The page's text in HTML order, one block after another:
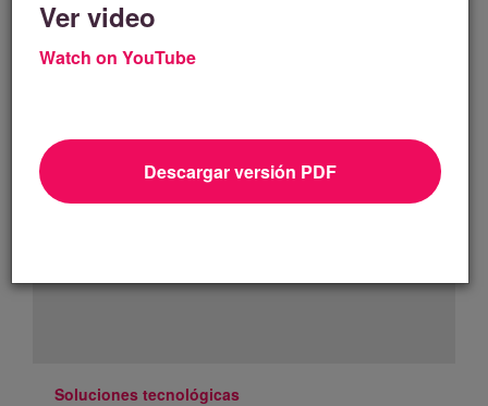
Ver video
Watch on YouTube
Descargar versión PDF
Soluciones tecnológicas